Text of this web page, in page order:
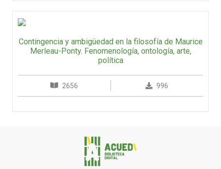
Contingencia y ambigüedad en la filosofía de Maurice
Merleau-Ponty. Fenomenología, ontología, arte,
política
2656 996